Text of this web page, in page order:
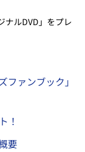
ナルDVD」をプレ
ァンブック」
！
要